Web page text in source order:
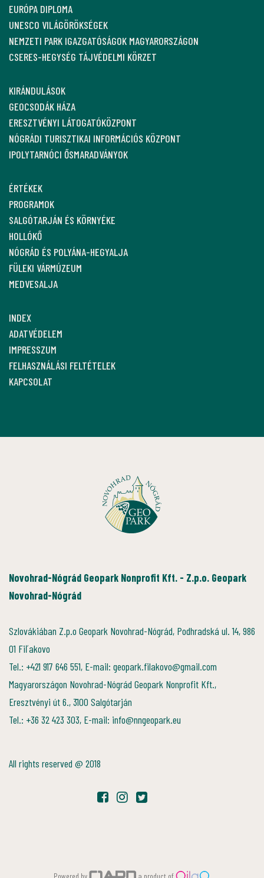
EURÓPA DIPLOMA
UNESCO VILÁGÖRÖKSÉGEK
NEMZETI PARK IGAZGATÓSÁGOK MAGYARORSZÁGON
CSERES-HEGYSÉG TÁJVÉDELMI KÖRZET
KIRÁNDULÁSOK
GEOCSODÁK HÁZA
ERESZTVÉNYI LÁTOGATÓKÖZPONT
NÓGRÁDI TURISZTIKAI INFORMÁCIÓS KÖZPONT
IPOLYTARNÓCI ŐSMARADVÁNYOK
ÉRTÉKEK
PROGRAMOK
SALGÓTARJÁN ÉS KÖRNYÉKE
HOLLÓKŐ
NÓGRÁD ÉS POLYÁNA-HEGYALJA
FÜLEKI VÁRMÚZEUM
MEDVESALJA
INDEX
ADATVÉDELEM
IMPRESSZUM
FELHASZNÁLÁSI FELTÉTELEK
KAPCSOLAT
Novohrad-Nógrád Geopark Nonprofit Kft. - Z.p.o. Geopark
Novohrad-Nógrád
Szlovákiában Z.p.o Geopark Novohrad-Nógrád, Podhradská ul. 14, 986
01 Fiľakovo
Tel.: +421 917 646 551, E-mail: geopark.filakovo@gmail.com
Magyarországon Novohrad-Nógrád Geopark Nonprofit Kft.,
Eresztvényi út 6., 3100 Salgótarján
Tel.: +36 32 423 303, E-mail: info@nngeopark.eu
All rights reserved @ 2018
Powered by a product of